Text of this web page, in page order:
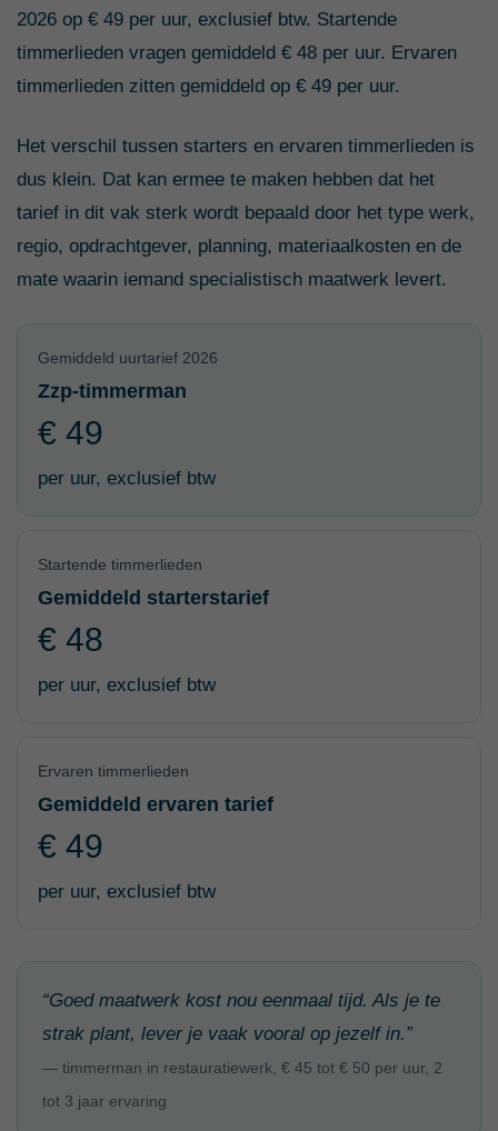
2026 op € 49 per uur, exclusief btw. Startende
timmerlieden vragen gemiddeld € 48 per uur. Ervaren
timmerlieden zitten gemiddeld op € 49 per uur.
Het verschil tussen starters en ervaren timmerlieden is
dus klein. Dat kan ermee te maken hebben dat het
tarief in dit vak sterk wordt bepaald door het type werk,
regio, opdrachtgever, planning, materiaalkosten en de
mate waarin iemand specialistisch maatwerk levert.
Gemiddeld uurtarief 2026
Zzp-timmerman
€ 49
per uur, exclusief btw
Startende timmerlieden
Gemiddeld starterstarief
€ 48
per uur, exclusief btw
Ervaren timmerlieden
Gemiddeld ervaren tarief
€ 49
per uur, exclusief btw
“Goed maatwerk kost nou eenmaal tijd. Als je te
strak plant, lever je vaak vooral op jezelf in.”
— timmerman in restauratiewerk, € 45 tot € 50 per uur, 2
tot 3 jaar ervaring